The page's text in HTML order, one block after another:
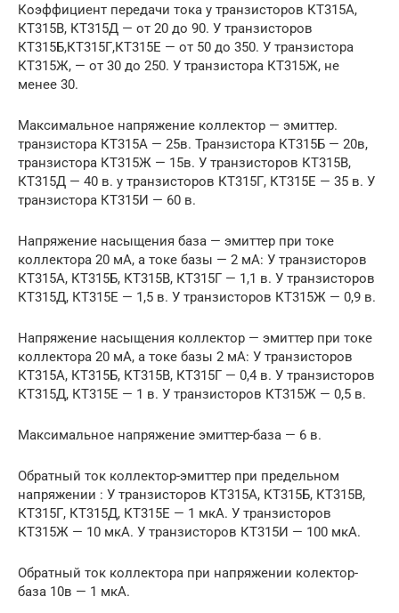
Коэффициент передачи тока у транзисторов КТ315А,
КТ315В, КТ315Д — от 20 до 90. У транзисторов
КТ315Б,КТ315Г,КТ315Е — от 50 до 350. У транзистора
КТ315Ж, — от 30 до 250. У транзистора КТ315Ж, не
менее 30.
Максимальное напряжение коллектор — эмиттер.
транзистора КТ315А — 25в. Транзистора КТ315Б — 20в,
транзистора КТ315Ж — 15в. У транзисторов КТ315В,
КТ315Д — 40 в. у транзисторов КТ315Г, КТ315Е — 35 в. У
транзистора КТ315И — 60 в.
Напряжение насыщения база — эмиттер при токе
коллектора 20 мА, а токе базы — 2 мА: У транзисторов
КТ315А, КТ315Б, КТ315В, КТ315Г — 1,1 в. У транзисторов
КТ315Д, КТ315Е — 1,5 в. У транзисторов КТ315Ж — 0,9 в.
Напряжение насыщения коллектор — эмиттер при токе
коллектора 20 мА, а токе базы 2 мА: У транзисторов
КТ315А, КТ315Б, КТ315В, КТ315Г — 0,4 в. У транзисторов
КТ315Д, КТ315Е — 1 в. У транзисторов КТ315Ж — 0,5 в.
Максимальное напряжение эмиттер-база — 6 в.
Обратный ток коллектор-эмиттер при предельном
напряжении : У транзисторов КТ315А, КТ315Б, КТ315В,
КТ315Г, КТ315Д, КТ315Е — 1 мкА. У транзисторов
КТ315Ж — 10 мкА. У транзисторов КТ315И — 100 мкА.
Обратный ток коллектора при напряжении колектор-
база 10в — 1 мкА.